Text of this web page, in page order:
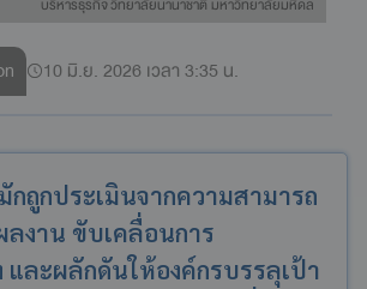
10 มิ.ย. 2026 เวลา 3:35 น.
ถูกประเมินจากความสามารถ
ลงาน ขับเคลื่อนการ
และผลักดันให้องค์กรบรรลุเป้า